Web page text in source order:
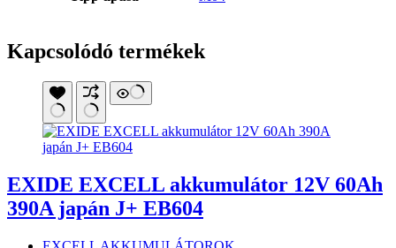
Kapcsolódó termékek
EXIDE EXCELL akkumulátor 12V 60Ah
390A japán J+ EB604